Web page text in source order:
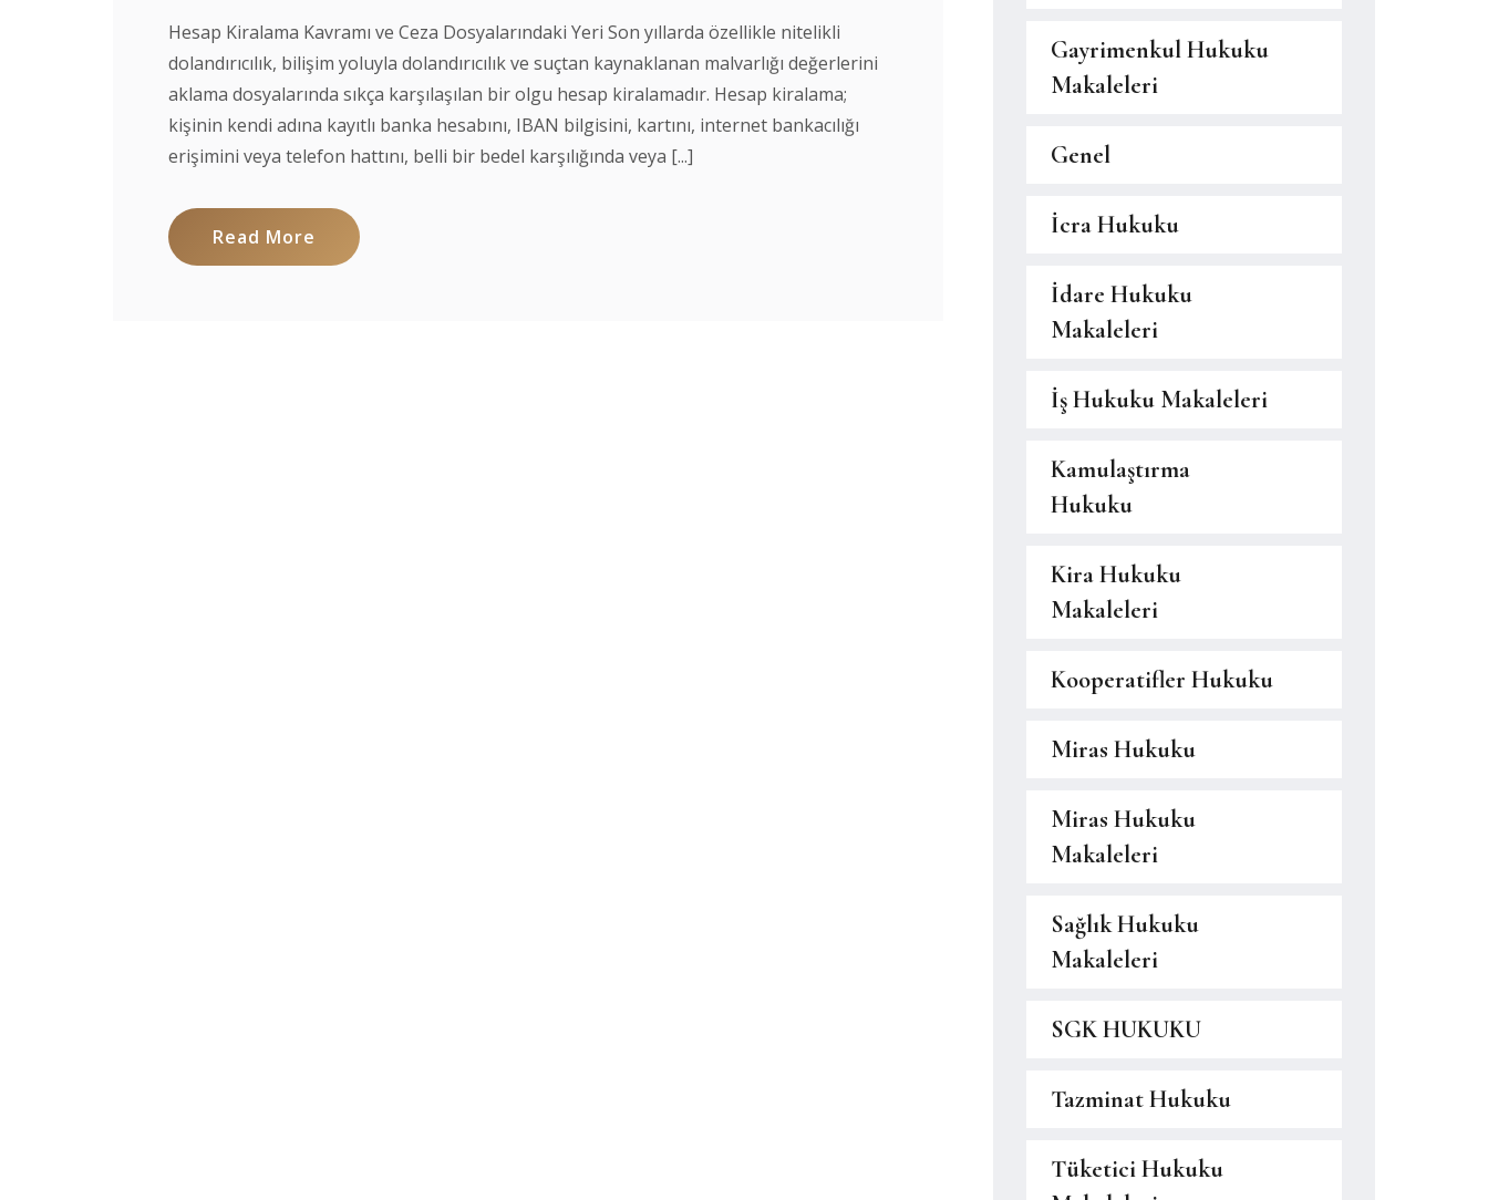
Hesap Kiralama Kavramı ve Ceza Dosyalarındaki Yeri Son yıllarda özellikle nitelikli
dolandırıcılık, bilişim yoluyla dolandırıcılık ve suçtan kaynaklanan malvarlığı değerlerini
aklama dosyalarında sıkça karşılaşılan bir olgu hesap kiralamadır. Hesap kiralama;
kişinin kendi adına kayıtlı banka hesabını, IBAN bilgisini, kartını, internet bankacılığı
erişimini veya telefon hattını, belli bir bedel karşılığında veya [...]
Read More
Gayrimenkul Hukuku
Makaleleri
Genel
İcra Hukuku
İdare Hukuku
Makaleleri
İş Hukuku Makaleleri
Kamulaştırma
Hukuku
Kira Hukuku
Makaleleri
Kooperatifler Hukuku
Miras Hukuku
Miras Hukuku
Makaleleri
Sağlık Hukuku
Makaleleri
SGK HUKUKU
Tazminat Hukuku
Tüketici Hukuku